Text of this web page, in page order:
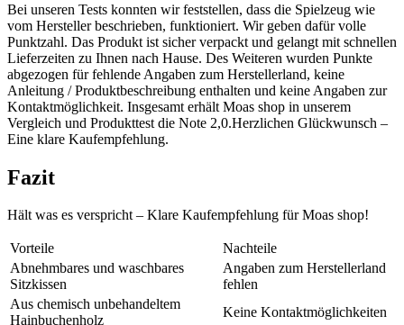
Bei unseren Tests konnten wir feststellen, dass die Spielzeug wie
vom Hersteller beschrieben, funktioniert. Wir geben dafür volle
Punktzahl. Das Produkt ist sicher verpackt und gelangt mit schnellen
Lieferzeiten zu Ihnen nach Hause. Des Weiteren wurden Punkte
abgezogen für fehlende Angaben zum Herstellerland, keine
Anleitung / Produktbeschreibung enthalten und keine Angaben zur
Kontaktmöglichkeit. Insgesamt erhält Moas shop in unserem
Vergleich und Produkttest die Note 2,0.Herzlichen Glückwunsch –
Eine klare Kaufempfehlung.
Fazit
Hält was es verspricht – Klare Kaufempfehlung für Moas shop!
Vorteile
Nachteile
Abnehmbares und waschbares
Sitzkissen
Angaben zum Herstellerland
fehlen
Aus chemisch unbehandeltem
Hainbuchenholz
Keine Kontaktmöglichkeiten